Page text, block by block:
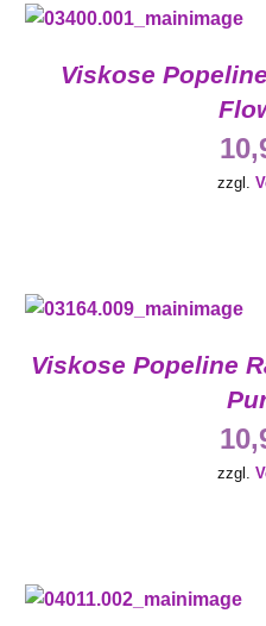
Viskose
zzgl.
Viskose Popeline
zzgl.